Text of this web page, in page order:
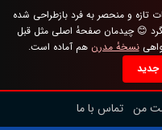
تازه و منحصر به فرد بازطراحی شده
😊 چیدمان صفحهٔ اصلی مثل قبل
نسخهٔ مدرن هم آماده است.
من تماس با ما